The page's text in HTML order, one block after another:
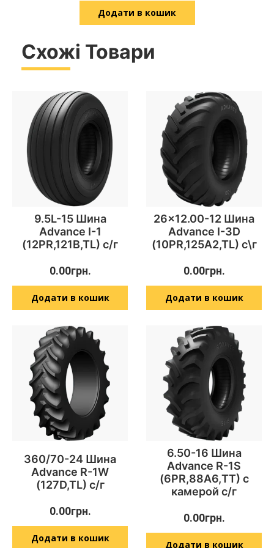
Додати в кошик
Схожі Товари
9.5L-15 Шина
Advance I-1
(12PR,121B,TL) с/г
0.00грн.
Додати в кошик
26×12.00-12 Шина
Advance I-3D
(10PR,125A2,TL) с\г
0.00грн.
Додати в кошик
360/70-24 Шина
Advance R-1W
(127D,TL) с/г
0.00грн.
Додати в кошик
6.50-16 Шина
Advance R-1S
(6PR,88А6,TT) с
камерой с/г
0.00грн.
Додати в кошик